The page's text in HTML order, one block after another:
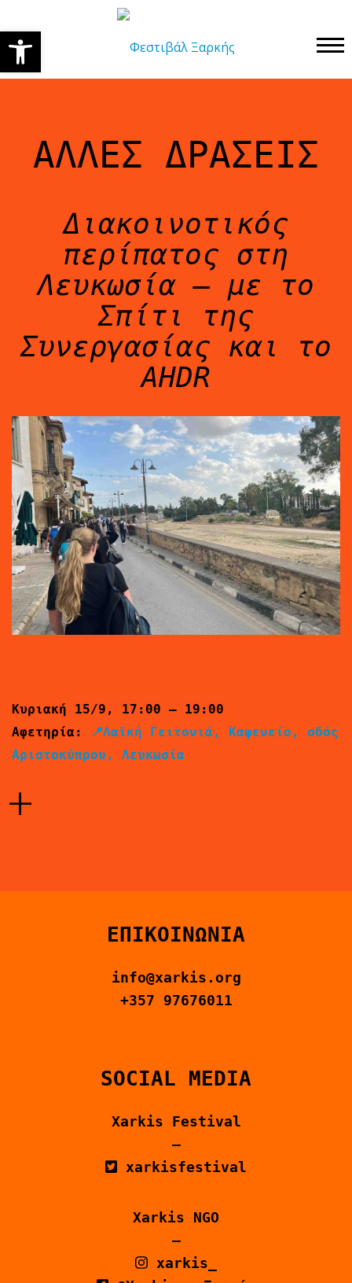
Open toolbar
ΑΡΧΙΚΉ
ΠΡΟ ΦΕΣΤΙΒΑΛΙΚΕΣ ΔΡΑΣΕΙΣ
ΠΕΡΦΌΡΜΑΝΣ
ΧΩΡΙΚΈΣ ΕΓΚΑΤΑΣΤΆΣΕΙΣ
ΑΛΛΕΣ ΔΡΑΣΕΙΣ
2023
ΕΠΙΚΟΙΝΩΝΙΑ
ΑΛΛΕΣ ΔΡΑΣΕΙΣ
Διακοινοτικός
περίπατος στη
Λευκωσία – με το
Σπίτι της
Συνεργασίας και το
AHDR
Κυριακή 15/9, 17:00 – 19:00
Αφετηρία:
📍Λαϊκή Γειτονιά, Καφενείο, οδός
Αριστοκύπρου, Λευκωσία
+
ΕΠΙΚΟΙΝΩΝΙΑ
info@xarkis.org
+357 97676011
SOCIAL MEDIA
Xarkis Festival
–
xarkisfestival
Xarkis NGO
–
xarkis_